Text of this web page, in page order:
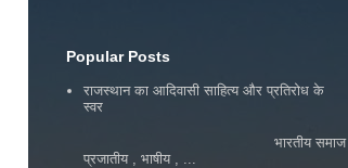
Popular Posts
राजस्थान का आदिवासी साहित्य और प्रतिरोध के
स्वर
भारतीय समाज
प्रजातीय , भाषीय , ...